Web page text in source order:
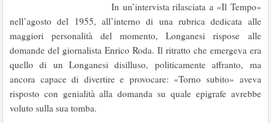
In un’intervista rilasciata a «Il Tempo»
nell’agosto del 1955, all’interno di una rubrica dedicata alle
maggiori personalità del momento, Longanesi rispose alle
domande del giornalista Enrico Roda. Il ritratto che emergeva era
quello di un Longanesi disilluso, politicamente affranto, ma
ancora capace di divertire e provocare: «Torno subito» aveva
risposto con genialità alla domanda su quale epigrafe avrebbe
voluto sulla sua tomba.